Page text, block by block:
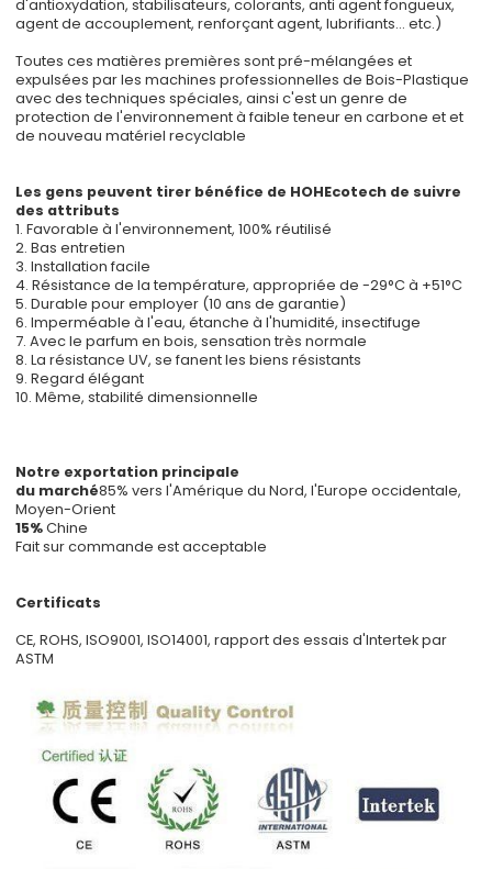
d'antioxydation, stabilisateurs, colorants, anti agent fongueux,
agent de accouplement, renforçant agent, lubrifiants… etc.)
Toutes ces matières premières sont pré-mélangées et
expulsées par les machines professionnelles de Bois-Plastique
avec des techniques spéciales, ainsi c'est un genre de
protection de l'environnement à faible teneur en carbone et et
de nouveau matériel recyclable
Les gens peuvent tirer bénéfice de HOHEcotech de suivre
des attributs
1. Favorable à l'environnement, 100% réutilisé
2. Bas entretien
3. Installation facile
4. Résistance de la température, appropriée de -29°C à +51°C
5. Durable pour employer (10 ans de garantie)
6. Imperméable à l'eau, étanche à l'humidité, insectifuge
7. Avec le parfum en bois, sensation très normale
8. La résistance UV, se fanent les biens résistants
9. Regard élégant
10. Même, stabilité dimensionnelle
Notre exportation principale
du marché85% vers l'Amérique du Nord, l'Europe occidentale,
Moyen-Orient
15%Chine
Fait sur commande est acceptable
Certificats
CE, ROHS, ISO9001, ISO14001, rapport des essais d'Intertek par
ASTM